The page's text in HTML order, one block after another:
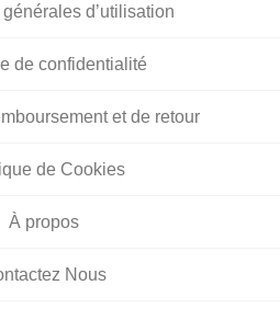
d’utilisation
de confidentialité
et de retour
de Cookies
À propos
Nous